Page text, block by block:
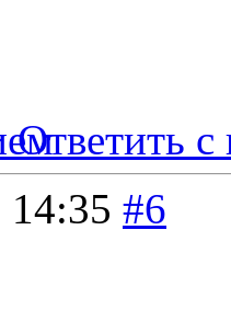
Ответить с
14:35 #6